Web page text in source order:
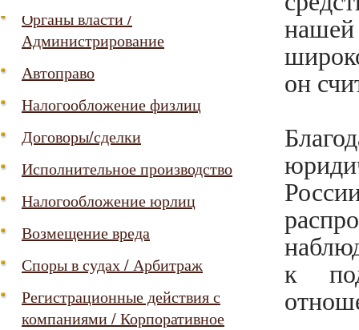
Органы власти /
Администрирование
Автоправо
Налогообложение физлиц
Договоры/сделки
Исполнительное производство
Налогообложение юрлиц
Возмещение вреда
Споры в судах / Арбитраж
Регистрационные действия с
компаниями / Корпоративное
он
к